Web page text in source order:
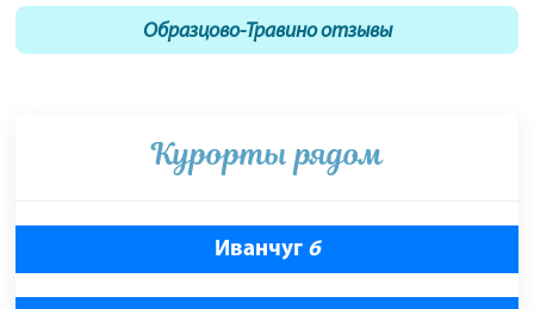
Образцово-Травино отзывы
Курорты рядом
Иванчуг 6